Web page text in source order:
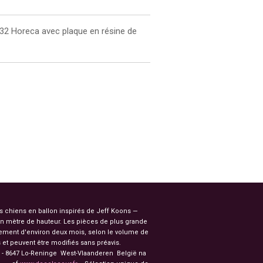
Horeca avec plaque en résine de
chiens en ballon inspirés de Jeff Koons —
mètre de hauteur. Les pièces de plus grande
d'environ deux mois, selon le volume de
peuvent être modifiés sans préavis.
- 8647 Lo-Reninge West-Vlaanderen België na